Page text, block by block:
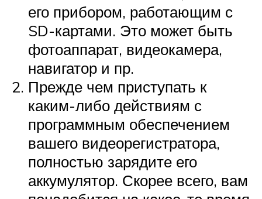
его прибором, работающим с
SD-картами. Это может быть
фотоаппарат, видеокамера,
навигатор и пр.
Прежде чем приступать к
каким-либо действиям с
программным обеспечением
вашего видеорегистратора,
полностью зарядите его
аккумулятор. Скорее всего, вам